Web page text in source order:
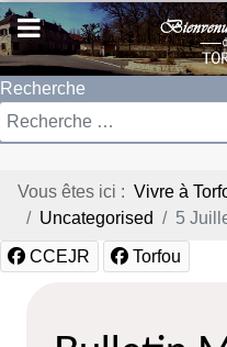
Recherche
Vous êtes ici : Vivre à
Uncategorised
5
CCEJR Torfou